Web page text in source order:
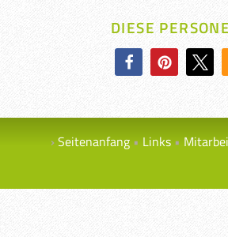
DIESE
Seitenanfang Links